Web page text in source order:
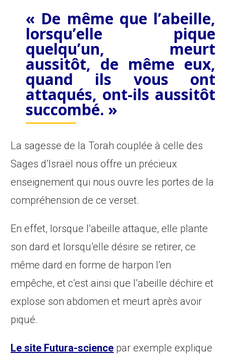
« De même que l’abeille,
lorsqu’elle pique
quelqu’un, meurt
aussitôt, de même eux,
quand ils vous ont
attaqués, ont-ils aussitôt
succombé. »
La sagesse de la Torah couplée à celle des
Sages d’Israël nous offre un précieux
enseignement qui nous ouvre les portes de la
compréhension de ce verset.
En effet, lorsque l’abeille attaque, elle plante
son dard et lorsqu’elle désire se retirer, ce
même dard en forme de harpon l’en
empêche, et c’est ainsi que l’abeille déchire et
explose son abdomen et meurt après avoir
piqué.
Le site Futura-science par exemple explique